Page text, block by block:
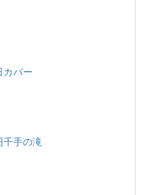
バー
手の滝